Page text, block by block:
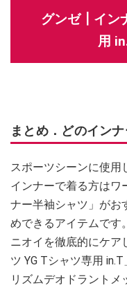
グンゼ┃イン
用
まとめ．どのイン
スポーツシーンに使
インナーで着る方はワ
ナー半袖シャツ」がお
めできるアイテムです
ニオイを徹底的にケア
ツ YG Tシャツ専用
リズムデオドラントメ